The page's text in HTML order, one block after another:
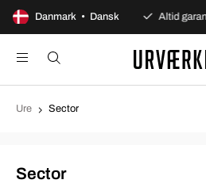
Danmark • Dansk
betalinger Altid garanti
Ure Sector
Sector